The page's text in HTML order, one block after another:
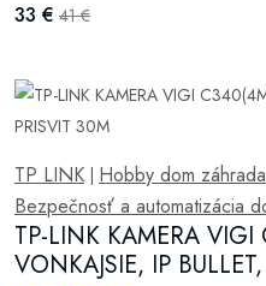
33 € 41 €
TP LINK Hobby dom záhrada
Bezpečnosť a automatizácia
TP-LINK KAMERA
VONKAJSIE, IP